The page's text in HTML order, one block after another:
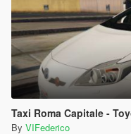
Taxi Roma Capitale -
By VIFederico